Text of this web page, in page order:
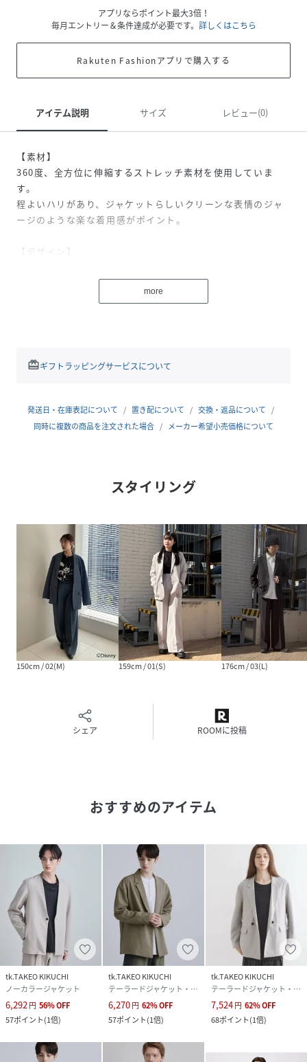
アプリならポイント最大3倍！
毎月エントリー＆条件達成が必要です。 詳しくはこちら
Rakuten Fashionアプリで購入する
アイテム説明 サイズ レビュー(0)
【素材】
360度、全方位に伸縮するストレッチ素材を使用していま
す。
程よいハリがあり、ジャケットらしいクリーンな表情のジャ
ージのような楽な着用感がポイント。
【デザイン】
ークスタイルに寄り添うテーラードジャケット。
程よくゆとりを持たせたリラックスシルエットにすること
ベーシックなノッチドラペルデザインで、インナーやボトム
たクリーンな着こなしまで幅広く対応します。
・ポケット数：横×2内側×2
・裏地なし
【推奨サイズ】
01サイズ（S）：160～170cm
02サイズ（M）：165～175cm
03サイズ（L）：170～180cm
※標準体型を基にした目安になります。
時代を超えて支持されるトラディショナルなアイテムをベー
スに、アソビ心とストリートの自由な発想を取り入れ、日本
独自のミックススタイルを提案します。
完売しているカラーの再入荷通知や、ラスト1点、セールの
新商品や再入荷など、いち早くブランドの情報を受け取るこ
とができます。
※照明の関係により、実際よりも色味が違って見える場合が
あります。また、パソコン・スマートフォンなどの環境によ
り、若干製品と画像のカラーが異なる場合もございます。
性別タイプ メンズ
原産国 中国製
素材
表地：ポリエステル91％ ポリウレタン9％ 裏
地：ポリエステル100％
more
redeemギフトラッピングサービスについて
発送日・在庫表記について 置き配について
交換・返品について
同時に複数の商品を注文された場合
メーカー希望小売価格について
スタイリング
150cm / 02(M) 159cm / 01(S) 176cm / 03(L)
シェア ROOMに投稿
おすすめのアイテム
tk.TAKEO KIKUCHI
ノーカラージャケット
6,292円 56%OFF
57ポイント(1倍)
tk.TAKEO KIKUCHI
テーラードジャケット・ブレザー
6,270円 62%OFF
57ポイント(1倍)
tk.TAKEO KIKUCHI
テーラードジャケット・ブレザー
7,524円 62%OFF
68ポイント(1倍)